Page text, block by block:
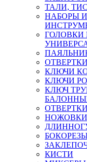
ТАЛИ,
НАБОРЫ
ГОЛОВКИ
КЛЮЧИ
КЛЮЧИ
КЛЮЧ
КИСТИ